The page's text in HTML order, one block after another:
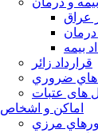
عراق
بیمه
قرارداد زائر
هاي ضروري
های عتبات
اماکن و اشخاص
مرزي